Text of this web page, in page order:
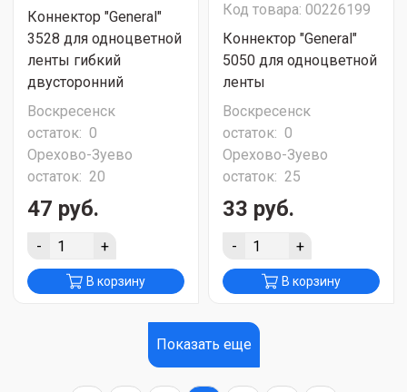
Коннектор "General"
3528 для одноцветной
ленты гибкий
двусторонний
Воскресенск
остаток: 0
Орехово-Зуево
остаток: 20
47 руб.
- +
В корзину
Код товара: 00226199
Коннектор "General"
5050 для одноцветной
ленты
Воскресенск
остаток: 0
Орехово-Зуево
остаток: 25
33 руб.
- +
В корзину
Показать еще